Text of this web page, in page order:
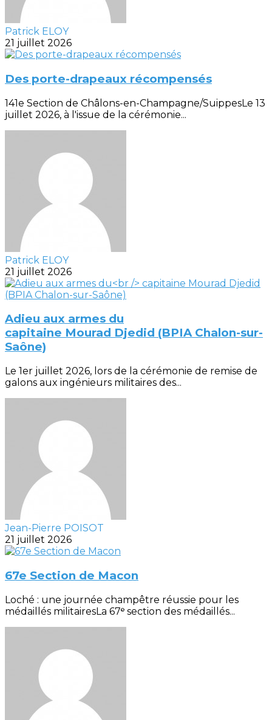
Patrick ELOY
21 juillet 2026
Des porte-drapeaux récompensés
141e Section de Châlons-en-Champagne/SuippesLe 13
juillet 2026, à l'issue de la cérémonie...
Patrick ELOY
21 juillet 2026
Adieu aux armes du
capitaine Mourad Djedid (BPIA Chalon-sur-
Saône)
Le 1er juillet 2026, lors de la cérémonie de remise de
galons aux ingénieurs militaires des...
Jean-Pierre POISOT
21 juillet 2026
67e Section de Macon
Loché : une journée champêtre réussie pour les
médaillés militairesLa 67ᵉ section des médaillés...